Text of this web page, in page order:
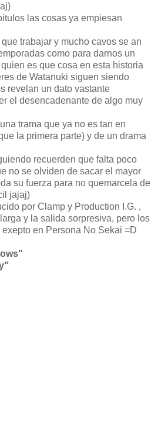
las cosas ya empiesan
trabajar y mucho cavos se an
como para darnos un
es que cosa en esta historia
de Watanuki siguen siendo
revelan un dato vastante
el desencadenante de algo muy
trama que ya no es tan en
la primera parte) y de un drama
recuerden que falta poco
no se olviden de sacar el mayor
su fuerza para no quemarcela de
jajaj)
por Clamp y Production I.G. ,
y la salida sorpresiva, pero los
en Persona No Sekai =D